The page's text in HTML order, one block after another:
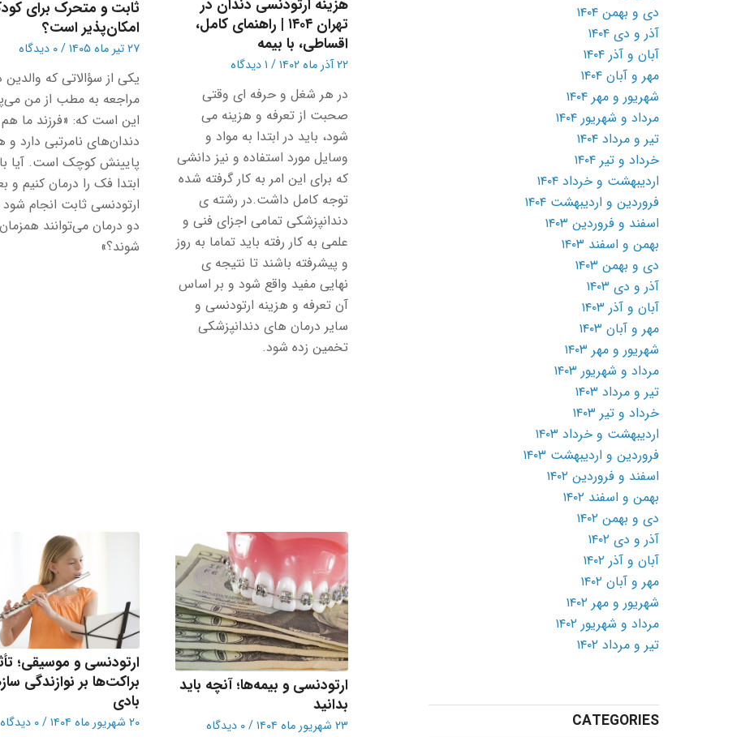
هزینه ارتودنسی دندان در
تهران ۱۴۰۴ | راهنمای کامل،
اقساطی، با بیمه
۲۲ آذر ماه ۱۴۰۲ / ۱ دیدگاه
در هر شغل و حرفه ای وقتی
صحبت از تعرفه و هزینه می
شود، باید در ابتدا به مواد و‌
وسایل مورد استفاده و نیز دانشی
که برای این امر به کار گرفته شده
توجه کامل داشت.در رشته ی
دندانپزشکی تمامی اجزای فنی و
علمی به کار رفته باید تماما به روز
و پیشرفته باشند تا نتیجه ی
نهایی مفید واقع شود و بر اساس
آن تعرفه و هزینه ارتودنسی و
سایر درمان های دندانپزشکی
تخمین زده شود.
ثابت و متحرک برای
امکان‌پذیر است؟
۲۷ تیر ماه ۱۴۰۵ /۰ دیدگاه
یکی از سؤالاتی که والدین
مراجعه به مطب از من
این است که: «فرزند ما هم
دندان‌های نامرتبی دارد
پایینش کوچک است. آیا
ابتدا فک را درمان کنیم و
ارتودنسی ثابت انجام
دو درمان می‌توانند
شوند؟»
ارتودنسی و بیمه‌ها؛ آنچه باید
بدانید
۲۳ شهریور ماه ۱۴۰۴ /۰ دیدگاه
ارتودنسی و موسیقی؛
براکت‌ها بر نوازندگی
بادی
۲۰ شهریور ماه ۱۴۰۴ /۰ دیدگاه
دی و بهمن ۱۴۰۴
آذر و دی ۱۴۰۴
آبان و آذر ۱۴۰۴
مهر و آبان ۱۴۰۴
شهریور و مهر ۱۴۰۴
مرداد و شهریور ۱۴۰۴
تیر و مرداد ۱۴۰۴
خرداد و تیر ۱۴۰۴
اردیبهشت و خرداد ۱۴۰۴
فروردین و اردیبهشت ۱۴۰۴
اسفند و فروردین ۱۴۰۳
بهمن و اسفند ۱۴۰۳
دی و بهمن ۱۴۰۳
آذر و دی ۱۴۰۳
آبان و آذر ۱۴۰۳
مهر و آبان ۱۴۰۳
شهریور و مهر ۱۴۰۳
مرداد و شهریور ۱۴۰۳
تیر و مرداد ۱۴۰۳
خرداد و تیر ۱۴۰۳
اردیبهشت و خرداد ۱۴۰۳
فروردین و اردیبهشت ۱۴۰۳
اسفند و فروردین ۱۴۰۲
بهمن و اسفند ۱۴۰۲
دی و بهمن ۱۴۰۲
آذر و دی ۱۴۰۲
آبان و آذر ۱۴۰۲
مهر و آبان ۱۴۰۲
شهریور و مهر ۱۴۰۲
مرداد و شهریور ۱۴۰۲
تیر و مرداد ۱۴۰۲
CATEGORIES